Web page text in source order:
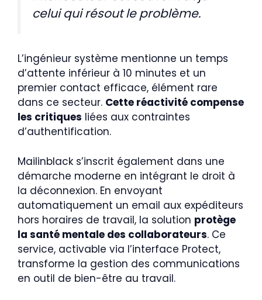
celui qui résout le problème.
L’ingénieur système mentionne un temps
d’attente inférieur à 10 minutes et un
premier contact efficace, élément rare
dans ce secteur. Cette réactivité compense
les critiques liées aux contraintes
d’authentification.
Mailinblack s’inscrit également dans une
démarche moderne en intégrant le droit à
la déconnexion. En envoyant
automatiquement un email aux expéditeurs
hors horaires de travail, la solution protège
la santé mentale des collaborateurs. Ce
service, activable via l’interface Protect,
transforme la gestion des communications
en outil de bien-être au travail.